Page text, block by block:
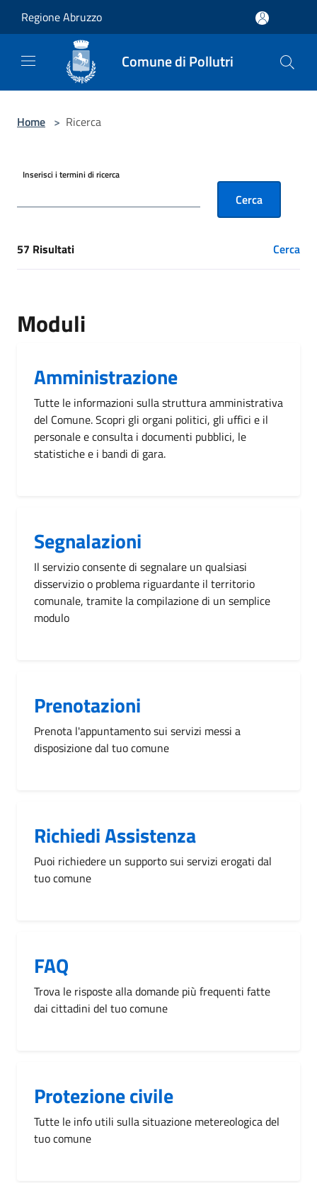
Regione Abruzzo
Comune di Pollutri
Home > Ricerca
Inserisci i termini di ricerca
Cerca
[results] Risultati
57 Risultati Cerca
Moduli
Amministrazione
Tutte le informazioni sulla struttura amministrativa
del Comune. Scopri gli organi politici, gli uffici e il
personale e consulta i documenti pubblici, le
statistiche e i bandi di gara.
Segnalazioni
Il servizio consente di segnalare un qualsiasi
disservizio o problema riguardante il territorio
comunale, tramite la compilazione di un semplice
modulo
Prenotazioni
Prenota l'appuntamento sui servizi messi a
disposizione dal tuo comune
Richiedi Assistenza
Puoi richiedere un supporto sui servizi erogati dal
tuo comune
FAQ
Trova le risposte alla domande più frequenti fatte
dai cittadini del tuo comune
Protezione civile
Tutte le info utili sulla situazione metereologica del
tuo comune